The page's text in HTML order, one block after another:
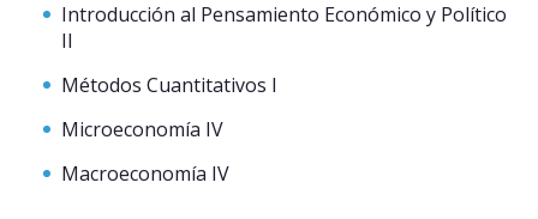
Introducción al Pensamiento Económico y Político
II
Métodos Cuantitativos I
Microeconomía IV
Macroeconomía IV